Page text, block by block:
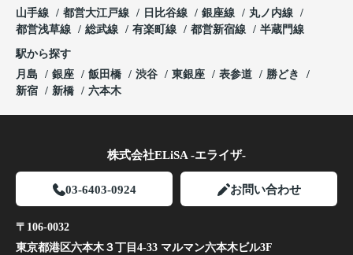
山手線
都営大江戸線 日比谷線 銀座線
丸ノ内線
都営浅草線
総武線 有楽町線 都営新宿線 半蔵門線
駅から探す
月島
銀座 飯田橋 渋谷 東銀座 表参道
勝どき
新宿
新橋 六本木
株式会社ELiSA -エライザ-
03-6403-0924 お問い合わせ
〒106-0032
東京都港区六本木３丁目4-33 マルマン六本木ビル3F